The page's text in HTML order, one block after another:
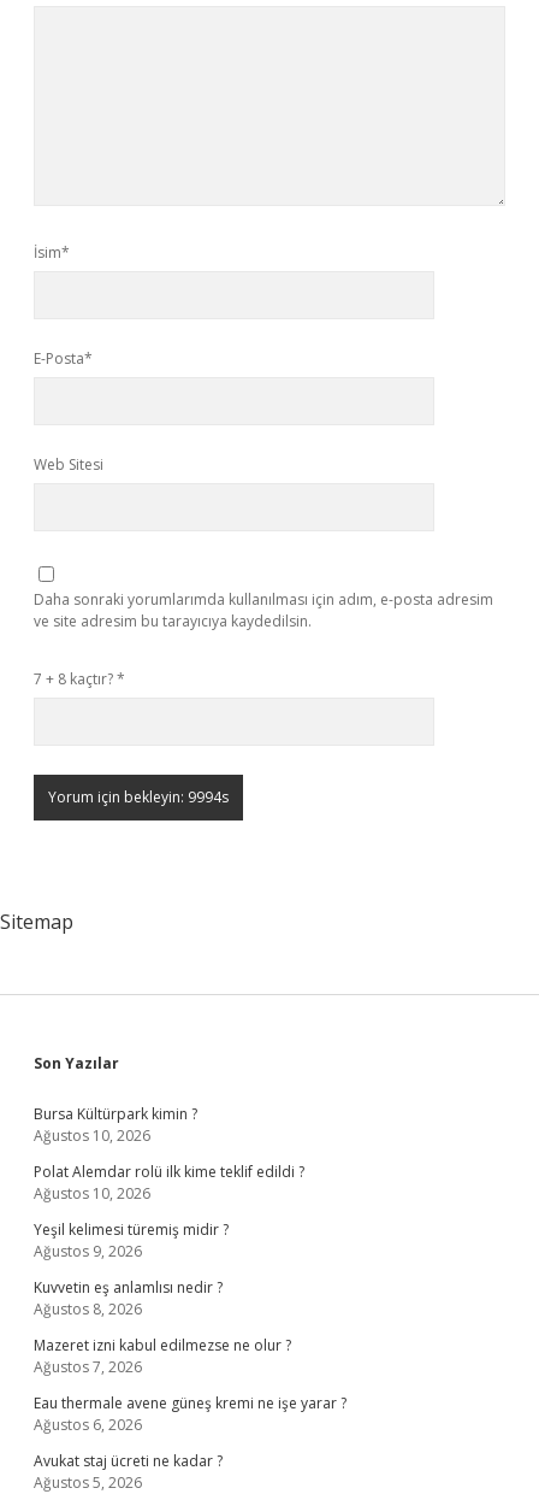
İsim*
E-Posta*
Web Sitesi
Daha sonraki yorumlarımda kullanılması için adım, e-posta adresim
ve site adresim bu tarayıcıya kaydedilsin.
7 + 8 kaçtır?*
Sitemap
Sidebar
Son Yazılar
Bursa Kültürpark kimin ?
Ağustos 10, 2026
Polat Alemdar rolü ilk kime teklif edildi ?
Ağustos 10, 2026
Yeşil kelimesi türemiş midir ?
Ağustos 9, 2026
Kuvvetin eş anlamlısı nedir ?
Ağustos 8, 2026
Mazeret izni kabul edilmezse ne olur ?
Ağustos 7, 2026
Eau thermale avene güneş kremi ne işe yarar ?
Ağustos 6, 2026
Avukat staj ücreti ne kadar ?
Ağustos 5, 2026